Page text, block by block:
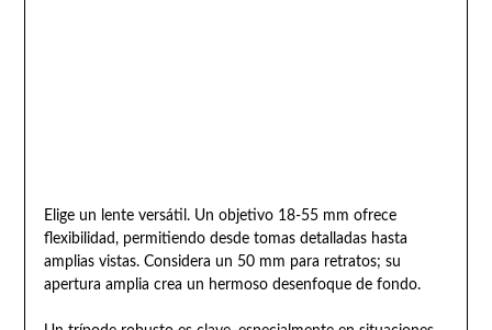
Elige un lente versátil. Un objetivo 18-55 mm ofrece
flexibilidad, permitiendo desde tomas detalladas hasta
amplias vistas. Considera un 50 mm para retratos; su
apertura amplia crea un hermoso desenfoque de fondo.